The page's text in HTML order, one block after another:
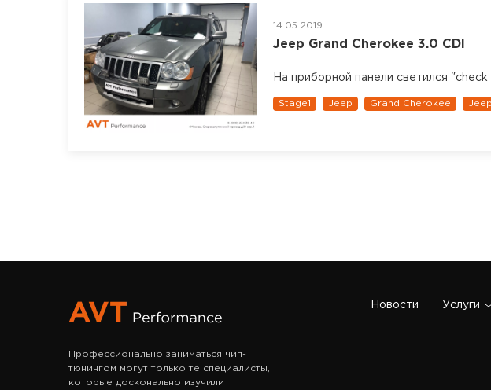
14.05.2019
Jeep Grand Cherokee 3.0 CDI
На приборной панели светился "check
Stage1 Jeep Grand Cherokee
Профессионально заниматься чип-
тюнингом могут только те специалисты,
которые досконально изучили
Новости Услуги